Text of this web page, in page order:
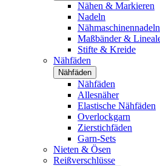
Nähen & Markieren
Nadeln
Nähmaschinennadeln
Maßbänder &
Stifte & Kreide
Nähfäden
Nähfäden
Nähfäden
Allesnäher
Elastische Nähfäden
Overlockgarn
Zierstichfäden
Garn-Sets
Nieten & Ösen
Reißverschlüsse